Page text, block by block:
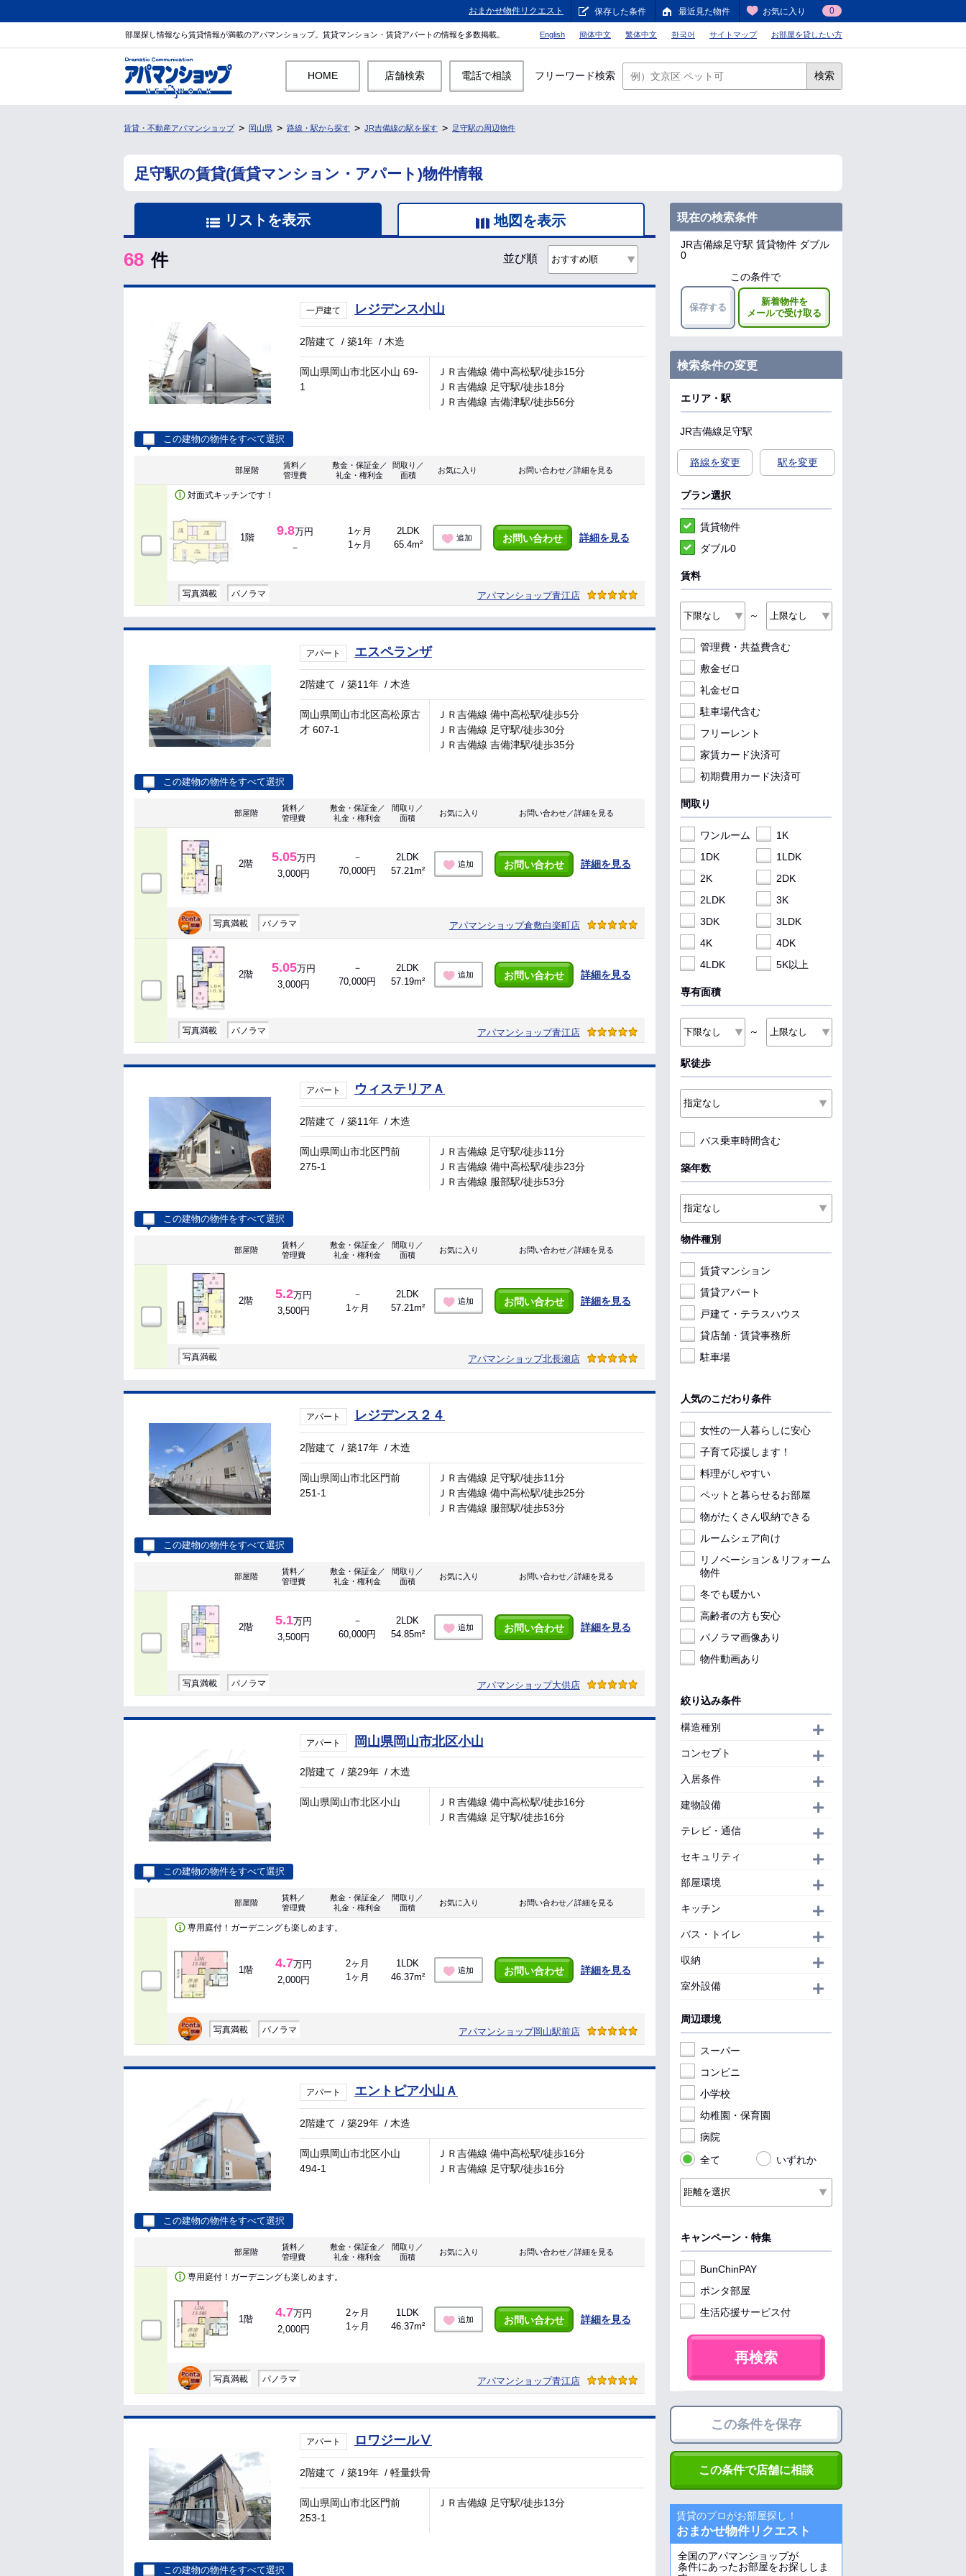
おまかせ物件リクエスト 保存した条件 最近見た物件 お気に入り 0
部屋探し情報なら賃貸情報が満載のアパマンショップ。賃貸マンション・賃貸アパートの情報を多数掲載。 English 簡体中文 繁体中文 한국어 サイトマップ お部屋を貸したい方
HOME 店舗検索 電話で相談 フリーワード検索 検索
賃貸・不動産アパマンショップ 岡山県 路線・駅から探す JR吉備線の駅を探す 足守駅の周辺物件
足守駅の賃貸(賃貸マンション・アパート)物件情報
リストを表示 地図を表示
68 件 並び順
一戸建て レジデンス小山
2階建て /築1年 / 木造
岡山県岡山市北区小山 69-
1
ＪＲ吉備線 備中高松駅/徒歩15分
ＪＲ吉備線 足守駅/徒歩18分
ＪＲ吉備線 吉備津駅/徒歩56分
この建物の物件をすべて選択
部屋階
賃料／
管理費
敷金・保証金／
礼金・権利金
間取り／
面積
お気に入り お問い合わせ／詳細を見る
対面式キッチンです！
1階 9.8万円
－
1ヶ月
1ヶ月
2LDK
65.4m²
追加 お問い合わせ 詳細を見る
写真満載 パノラマ アパマンショップ青江店
アパート エスペランザ
2階建て /築11年 / 木造
岡山県岡山市北区高松原古
才 607-1
ＪＲ吉備線 備中高松駅/徒歩5分
ＪＲ吉備線 足守駅/徒歩30分
ＪＲ吉備線 吉備津駅/徒歩35分
この建物の物件をすべて選択
部屋階
賃料／
管理費
敷金・保証金／
礼金・権利金
間取り／
面積
お気に入り お問い合わせ／詳細を見る
2階 5.05万円
3,000円
－
70,000円
2LDK
57.21m²
追加 お問い合わせ 詳細を見る
写真満載 パノラマ アパマンショップ倉敷白楽町店
2階 5.05万円
3,000円
－
70,000円
2LDK
57.19m²
追加 お問い合わせ 詳細を見る
写真満載 パノラマ アパマンショップ青江店
アパート ウィステリアＡ
2階建て /築11年 / 木造
岡山県岡山市北区門前
275-1
ＪＲ吉備線 足守駅/徒歩11分
ＪＲ吉備線 備中高松駅/徒歩23分
ＪＲ吉備線 服部駅/徒歩53分
この建物の物件をすべて選択
部屋階
賃料／
管理費
敷金・保証金／
礼金・権利金
間取り／
面積
お気に入り お問い合わせ／詳細を見る
2階 5.2万円
3,500円
－
1ヶ月
2LDK
57.21m²
追加 お問い合わせ 詳細を見る
写真満載 アパマンショップ北長瀬店
アパート レジデンス２４
2階建て /築17年 / 木造
岡山県岡山市北区門前
251-1
ＪＲ吉備線 足守駅/徒歩11分
ＪＲ吉備線 備中高松駅/徒歩25分
ＪＲ吉備線 服部駅/徒歩53分
この建物の物件をすべて選択
部屋階
賃料／
管理費
敷金・保証金／
礼金・権利金
間取り／
面積
お気に入り お問い合わせ／詳細を見る
2階 5.1万円
3,500円
－
60,000円
2LDK
54.85m²
追加 お問い合わせ 詳細を見る
写真満載 パノラマ アパマンショップ大供店
アパート 岡山県岡山市北区小山
2階建て /築29年 / 木造
岡山県岡山市北区小山
ＪＲ吉備線 備中高松駅/徒歩16分
ＪＲ吉備線 足守駅/徒歩16分
この建物の物件をすべて選択
部屋階
賃料／
管理費
敷金・保証金／
礼金・権利金
間取り／
面積
お気に入り お問い合わせ／詳細を見る
専用庭付！ガーデニングも楽しめます。
1階 4.7万円
2,000円
2ヶ月
1ヶ月
1LDK
46.37m²
追加 お問い合わせ 詳細を見る
写真満載 パノラマ アパマンショップ岡山駅前店
アパート エントピア小山Ａ
2階建て /築29年 / 木造
岡山県岡山市北区小山
494-1
ＪＲ吉備線 備中高松駅/徒歩16分
ＪＲ吉備線 足守駅/徒歩16分
この建物の物件をすべて選択
部屋階
賃料／
管理費
敷金・保証金／
礼金・権利金
間取り／
面積
お気に入り お問い合わせ／詳細を見る
専用庭付！ガーデニングも楽しめます。
1階 4.7万円
2,000円
2ヶ月
1ヶ月
1LDK
46.37m²
追加 お問い合わせ 詳細を見る
写真満載 パノラマ アパマンショップ青江店
アパート ロワジールⅤ
2階建て /築19年 /軽量鉄骨
岡山県岡山市北区門前
253-1
ＪＲ吉備線 足守駅/徒歩13分
この建物の物件をすべて選択
現在の検索条件
JR吉備線足守駅 賃貸物件 ダブル
0
この条件で
保存する
新着物件を
メールで受け取る
検索条件の変更
エリア・駅
JR吉備線足守駅
路線を変更 駅を変更
プラン選択
賃貸物件
ダブル0
賃料
～
管理費・共益費含む
敷金ゼロ
礼金ゼロ
駐車場代含む
フリーレント
家賃カード決済可
初期費用カード決済可
間取り
ワンルーム
1K
1DK
1LDK
2K
2DK
2LDK
3K
3DK
3LDK
4K
4DK
4LDK
5K以上
専有面積
～
駅徒歩
バス乗車時間含む
築年数
物件種別
賃貸マンション
賃貸アパート
戸建て・テラスハウス
貸店舗・賃貸事務所
駐車場
人気のこだわり条件
女性の一人暮らしに安心
子育て応援します！
料理がしやすい
ペットと暮らせるお部屋
物がたくさん収納できる
ルームシェア向け
リノベーション＆リフォーム
物件
冬でも暖かい
高齢者の方も安心
パノラマ画像あり
物件動画あり
絞り込み条件
構造種別
コンセプト
入居条件
建物設備
テレビ・通信
セキュリティ
部屋環境
キッチン
バス・トイレ
収納
室外設備
周辺環境
スーパー
コンビニ
小学校
幼稚園・保育園
病院
全て
いずれか
キャンペーン・特集
BunChinPAY
ポンタ部屋
生活応援サービス付
再検索
この条件を保存
この条件で店舗に相談
賃貸のプロがお部屋探し！
おまかせ物件リクエスト
全国のアパマンショップが
条件にあったお部屋をお探ししま